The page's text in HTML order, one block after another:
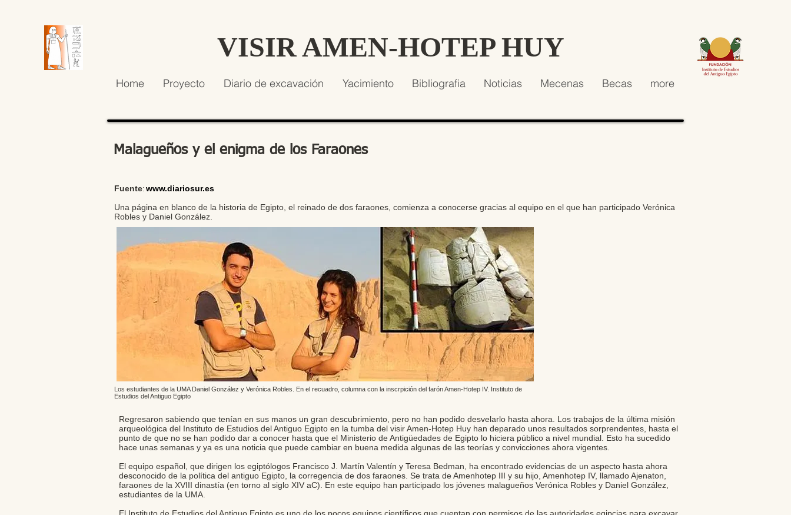
VISIR AMEN-HOTEP HUY
Home Proyecto Diario de excavación Yacimiento Bibliografia Noticias Mecenas Becas more
Malagueños y el enigma de los Faraones
Fuente:
Una página en blanco de la historia de Egipto, el reinado de dos faraones, comienza a conocerse gracias al equipo en el que han participado Verónica
Robles y Daniel González.
www.diariosur.es
Los estudiantes de la UMA Daniel González y Verónica Robles. En el recuadro, columna con la inscrpición del farón Amen-Hotep IV. Instituto de
Estudios del Antiguo Egipto
Regresaron sabiendo que tenían en sus manos un gran descubrimiento, pero no han podido desvelarlo hasta ahora. Los trabajos de la última misión
arqueológica del Instituto de Estudios del Antiguo Egipto en la tumba del visir Amen-Hotep Huy han deparado unos resultados sorprendentes, hasta el
punto de que no se han podido dar a conocer hasta que el Ministerio de Antigüedades de Egipto lo hiciera público a nivel mundial. Esto ha sucedido
hace unas semanas y ya es una noticia que puede cambiar en buena medida algunas de las teorías y convicciones ahora vigentes.
El equipo español, que dirigen los egiptólogos Francisco J. Martín Valentín y Teresa Bedman, ha encontrado evidencias de un aspecto hasta ahora
desconocido de la política del antiguo Egipto, la corregencia de dos faraones. Se trata de Amenhotep III y su hijo, Amenhotep IV, llamado Ajenaton,
faraones de la XVIII dinastía (en torno al siglo XIV aC). En este equipo han participado los jóvenes malagueños Verónica Robles y Daniel González,
estudiantes de la UMA.